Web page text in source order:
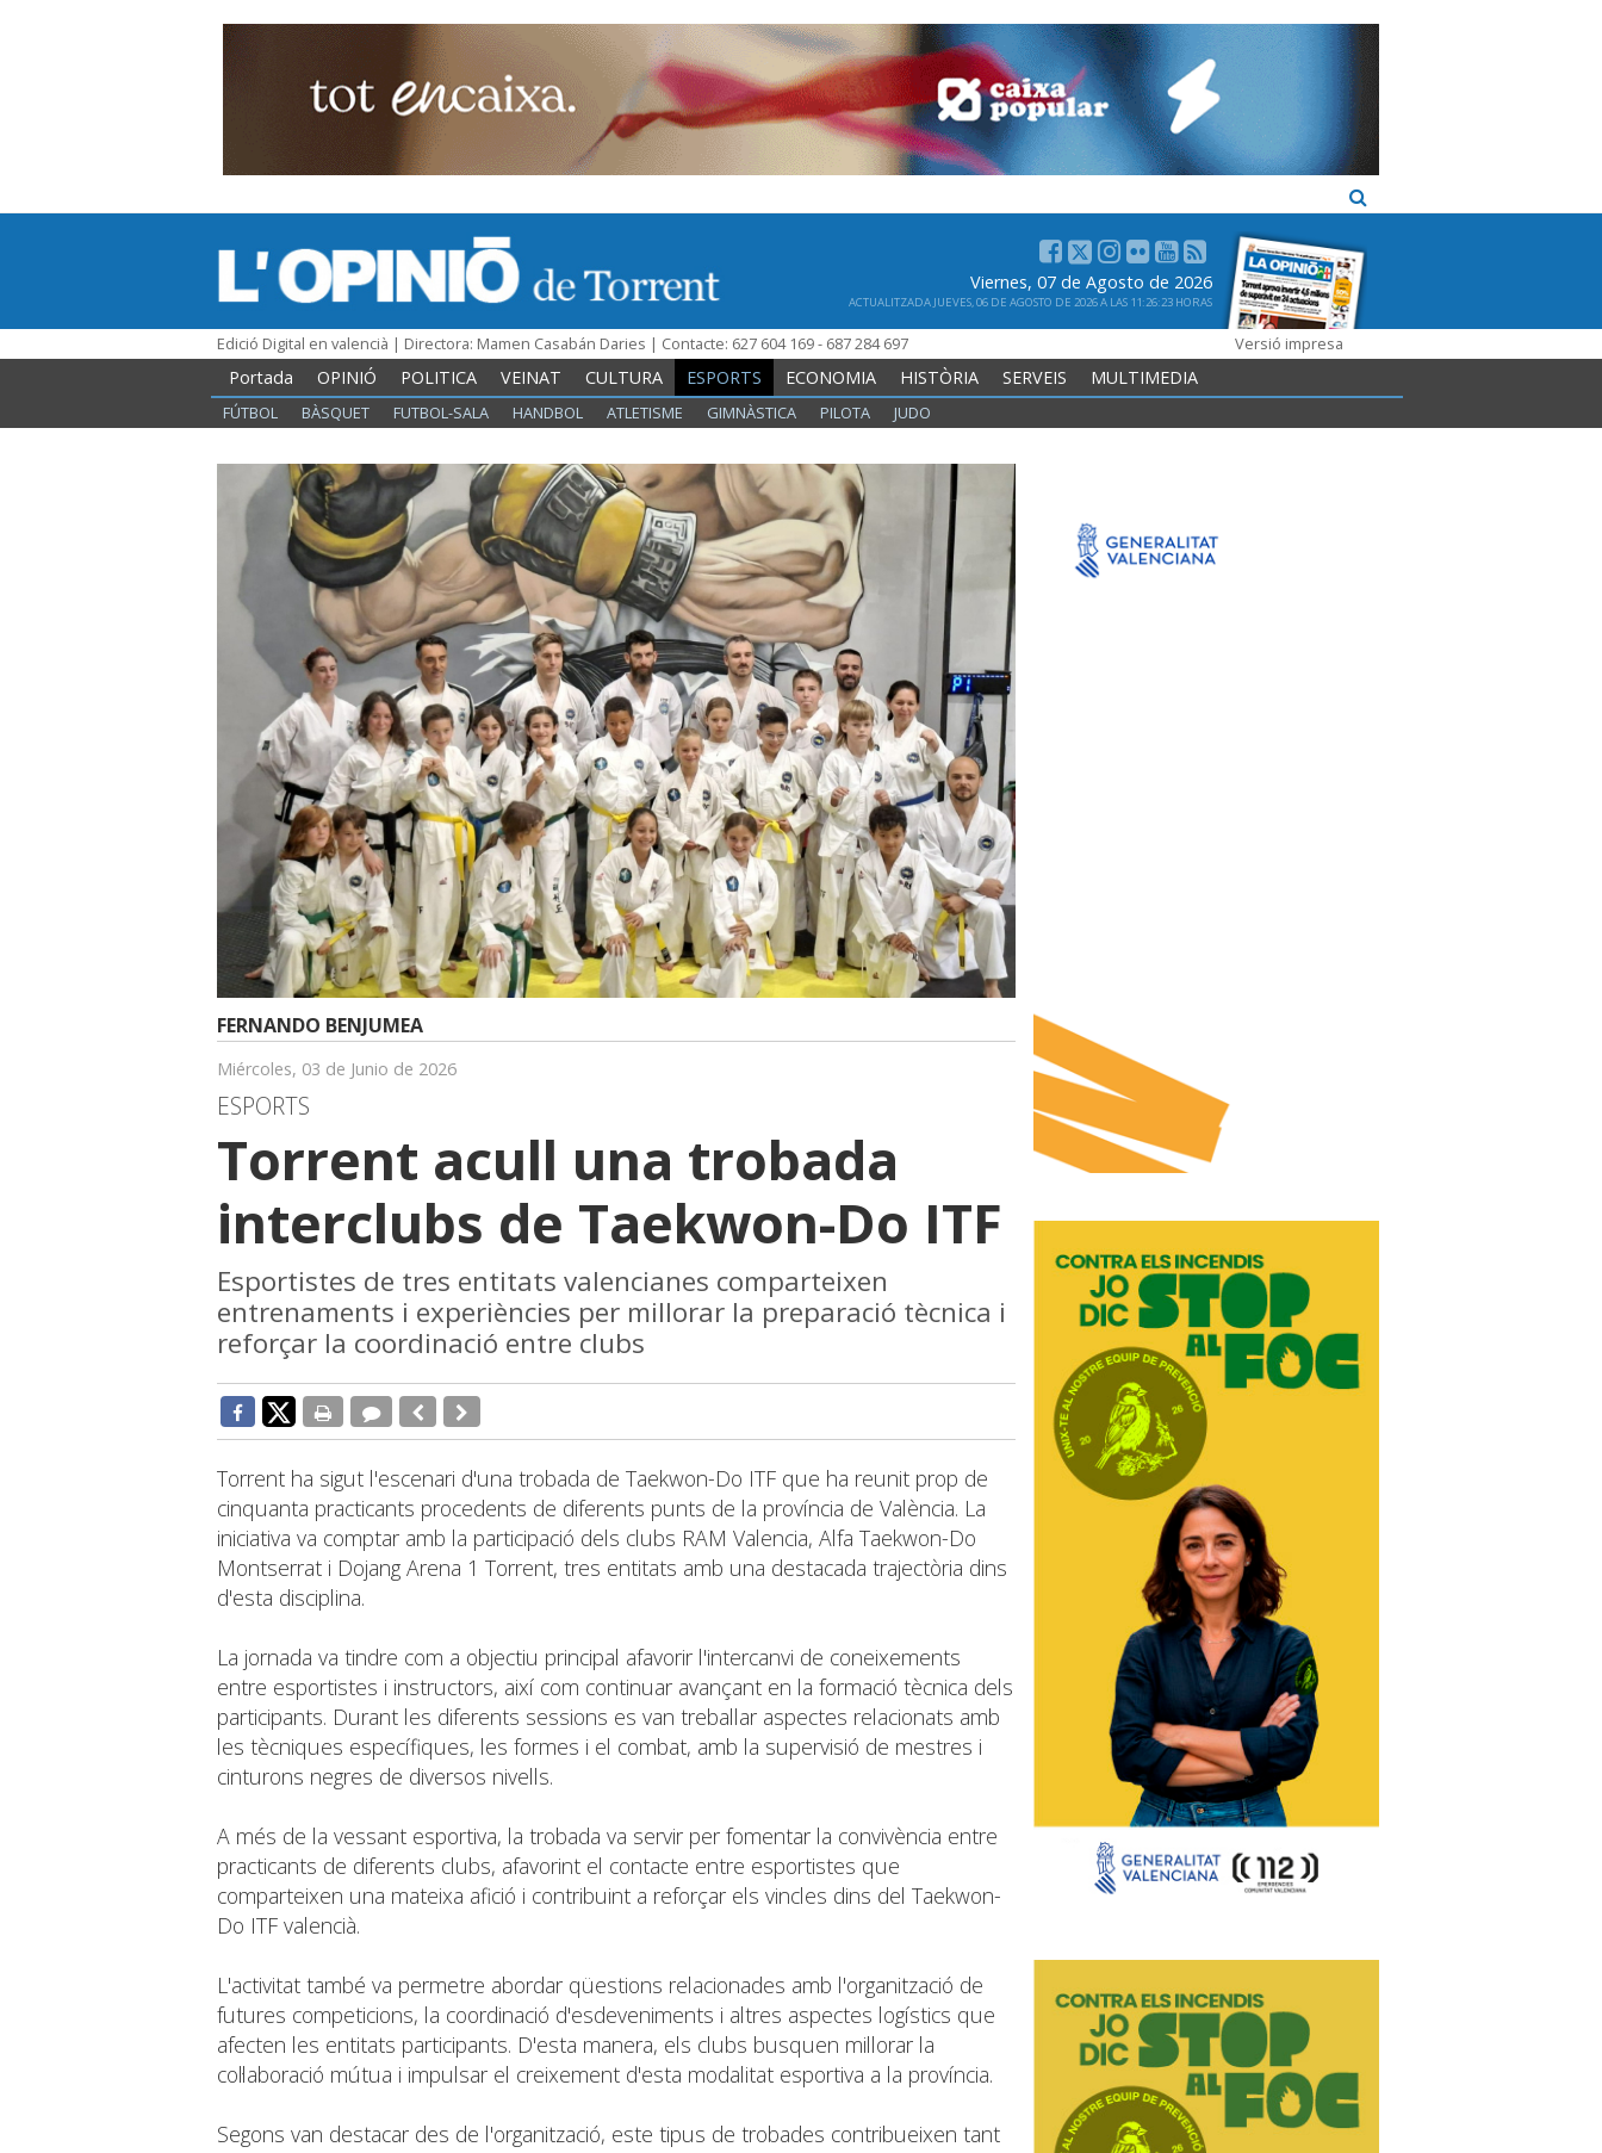
Viernes, 07 de Agosto de 2026
ACTUALITZADA JUEVES, 06 DE AGOSTO DE 2026 A LAS 11:26:23 HORAS
Edició Digital en valencià | Directora: Mamen Casabán Daries | Contacte: 627 604 169 - 687 284 697 Versió impresa
Portada OPINIÓ POLITICA VEINAT CULTURA ESPORTS ECONOMIA HISTÒRIA SERVEIS MULTIMEDIA
FÚTBOL BÀSQUET FUTBOL-SALA HANDBOL ATLETISME GIMNÀSTICA PILOTA JUDO
FERNANDO BENJUMEA
Miércoles, 03 de Junio de 2026
ESPORTS
Torrent acull una trobada
interclubs de Taekwon-Do ITF
Esportistes de tres entitats valencianes comparteixen
entrenaments i experiències per millorar la preparació tècnica i
reforçar la coordinació entre clubs
Torrent ha sigut l'escenari d'una trobada de Taekwon-Do ITF que ha reunit prop de
cinquanta practicants procedents de diferents punts de la província de València. La
iniciativa va comptar amb la participació dels clubs RAM Valencia, Alfa Taekwon-Do
Montserrat i Dojang Arena 1 Torrent, tres entitats amb una destacada trajectòria dins
d'esta disciplina.
La jornada va tindre com a objectiu principal afavorir l'intercanvi de coneixements
entre esportistes i instructors, així com continuar avançant en la formació tècnica dels
participants. Durant les diferents sessions es van treballar aspectes relacionats amb
les tècniques específiques, les formes i el combat, amb la supervisió de mestres i
cinturons negres de diversos nivells.
A més de la vessant esportiva, la trobada va servir per fomentar la convivència entre
practicants de diferents clubs, afavorint el contacte entre esportistes que
comparteixen una mateixa afició i contribuint a reforçar els vincles dins del Taekwon-
Do ITF valencià.
L'activitat també va permetre abordar qüestions relacionades amb l'organització de
futures competicions, la coordinació d'esdeveniments i altres aspectes logístics que
afecten les entitats participants. D'esta manera, els clubs busquen millorar la
col·laboració mútua i impulsar el creixement d'esta modalitat esportiva a la província.
Segons van destacar des de l'organització, este tipus de trobades contribueixen tant